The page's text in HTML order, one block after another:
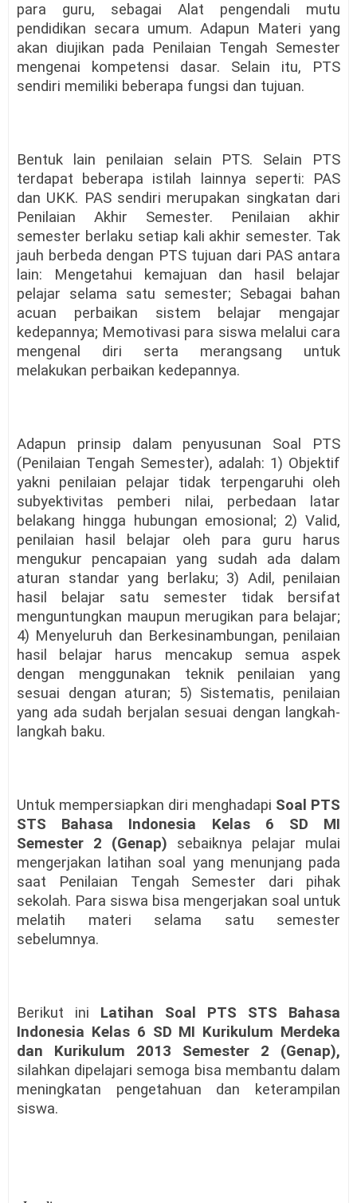
para guru, sebagai Alat pengendali mutu
pendidikan secara umum. Adapun Materi yang
akan diujikan pada Penilaian Tengah Semester
mengenai kompetensi dasar. Selain itu, PTS
sendiri memiliki beberapa fungsi dan tujuan.
Bentuk lain penilaian selain PTS. Selain PTS
terdapat beberapa istilah lainnya seperti: PAS
dan UKK. PAS sendiri merupakan singkatan dari
Penilaian Akhir Semester. Penilaian akhir
semester berlaku setiap kali akhir semester. Tak
jauh berbeda dengan PTS tujuan dari PAS antara
lain:
Mengetahui kemajuan dan hasil belajar
pelajar selama satu semester; Sebagai bahan
acuan perbaikan sistem belajar mengajar
kedepannya; Memotivasi para siswa melalui cara
mengenal diri serta merangsang untuk
melakukan perbaikan kedepannya.
Adapun prinsip dalam penyusunan Soal PTS
(Penilaian Tengah Semester), adalah: 1) Objektif
yakni penilaian pelajar tidak terpengaruhi oleh
subyektivitas pemberi nilai, perbedaan latar
belakang hingga hubungan emosional ; 2)Valid,
penilaian hasil belajar oleh para guru harus
mengukur pencapaian yang sudah ada dalam
aturan standar yang berlaku; 3) Adil, penilaian
hasil belajar satu semester tidak bersifat
menguntungkan maupun merugikan para belajar;
4) Menyeluruh dan Berkesinambungan, penilaian
hasil belajar harus mencakup semua aspek
dengan menggunakan teknik penilaian yang
sesuai dengan aturan; 5) Sistematis, penilaian
yang ada sudah berjalan sesuai dengan langkah-
langkah baku.
Untuk mempersiapkan diri menghadapi Soal PTS
STS Bahasa Indonesia Kelas 6 SD MI
Semester 2 (Genap) sebaiknya pelajar mulai
mengerjakan latihan soal yang menunjang pada
saat Penilaian Tengah Semester dari pihak
sekolah. Para siswa bisa mengerjakan soal untuk
melatih materi selama satu semester
sebelumnya.
Berikut ini Latihan Soal PTS STS Bahasa
Indonesia Kelas 6 SD MI Kurikulum Merdeka
dan Kurikulum 2013
Semester 2 (Genap),
silahkan dipelajari semoga bisa membantu dalam
meningkatan pengetahuan dan keterampilan
siswa.